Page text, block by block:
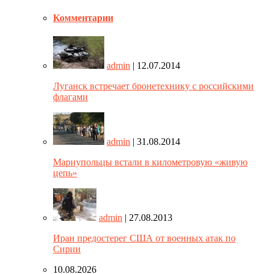
Комментарии
admin | 12.07.2014
Луганск встречает бронетехнику с российскими
флагами
admin | 31.08.2014
Мариупольцы встали в километровую «живую
цепь»
admin | 27.08.2013
Иран предостерег США от военных атак по
Сирии
10.08.2026